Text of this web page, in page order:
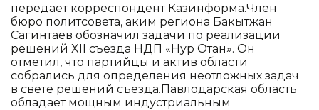
передает корреспондент Казинформа.Член
бюро политсовета, аким региона Бакытжан
Сагинтаев обозначил задачи по реализации
решений XII съезда НДП «Нур Отан». Он
отметил, что партийцы и актив области
собрались для определения неотложных задач
в свете решений съезда.Павлодарская область
обладает мощным индустриальным